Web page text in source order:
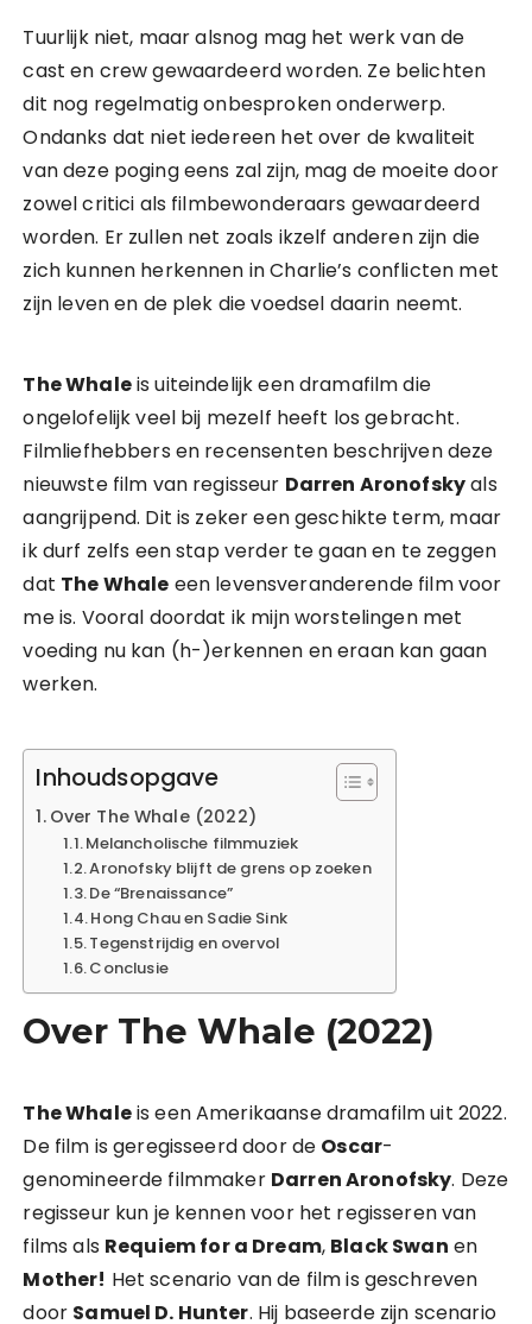
Tuurlijk niet, maar alsnog mag het werk van de
cast en crew gewaardeerd worden. Ze belichten
dit nog regelmatig onbesproken onderwerp.
Ondanks dat niet iedereen het over de kwaliteit
van deze poging eens zal zijn, mag de moeite door
zowel critici als filmbewonderaars gewaardeerd
worden. Er zullen net zoals ikzelf anderen zijn die
zich kunnen herkennen in Charlie’s conflicten met
zijn leven en de plek die voedsel daarin neemt.
The Whaleis uiteindelijk een dramafilm die
ongelofelijk veel bij mezelf heeft los gebracht.
Filmliefhebbers en recensenten beschrijven deze
nieuwste film van regisseur Darren Aronofskyals
aangrijpend. Dit is zeker een geschikte term, maar
ik durf zelfs een stap verder te gaan en te zeggen
dat The Whale een levensveranderende film voor
me is. Vooral doordat ik mijn worstelingen met
voeding nu kan (h-)erkennen en eraan kan gaan
werken.
Inhoudsopgave
Over The Whale (2022)
Melancholische filmmuziek
Aronofsky blijft de grens op zoeken
De “Brenaissance”
Hong Chau en Sadie Sink
Tegenstrijdig en overvol
Conclusie
Over The Whale (2022)
The Whaleis een Amerikaanse dramafilm uit 2022.
De film is geregisseerd door de Oscar-
genomineerde filmmaker Darren Aronofsky. Deze
regisseur kun je kennen voor het regisseren van
films als Requiem for a Dream, Black Swan en
Mother! Het scenario van de film is geschreven
door Samuel D. Hunter. Hij baseerde zijn scenario